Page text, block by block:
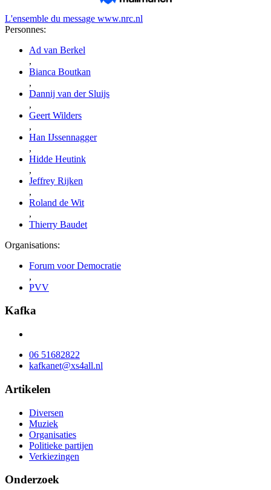
L'ensemble du message www.nrc.nl
Personnes:
Ad van Berkel
,
Bianca Boutkan
,
Dannij van der Sluijs
,
Geert Wilders
,
Han IJssennagger
,
Hidde Heutink
,
Jeffrey Rijken
,
Roland de Wit
,
Thierry Baudet
Organisations:
Forum voor Democratie
,
PVV
Kafka
06 51682822
kafkanet@xs4all.nl
Artikelen
Diversen
Muziek
Organisaties
Politieke partijen
Verkiezingen
Onderzoek